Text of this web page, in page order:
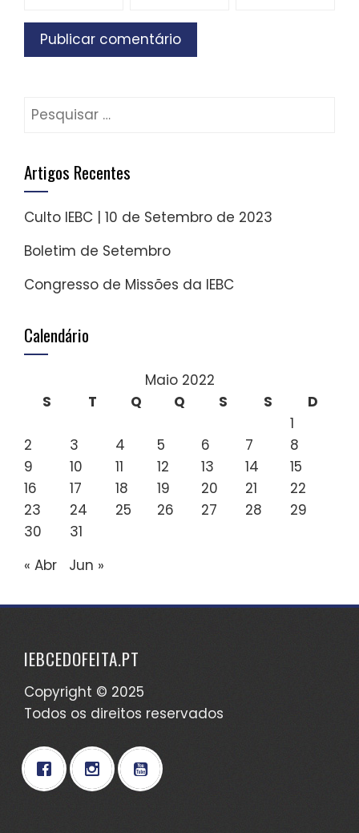
Pesquisar
Artigos Recentes
Culto IEBC | 10 de Setembro de 2023
Boletim de Setembro
Congresso de Missões da IEBC
Calendário
Maio 2022
S
T Q Q S S
D
1
2
3 4 5 6 7
8
9
10 11 12 13 14
15
16
17 18 19 20 21
22
23
24 25 26 27 28
29
30
31
« Abr
Jun »
IEBCEDOFEITA.PT
Copyright © 2025
Todos os direitos reservados